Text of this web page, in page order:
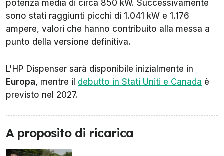
potenza media di circa 850 kW. Successivamente
sono stati raggiunti picchi di 1.041 kW e 1.176
ampere, valori che hanno contribuito alla messa a
punto della versione definitiva.
L'HP Dispenser sarà disponibile inizialmente in
Europa, mentre il debutto in Stati Uniti e Canada è
previsto nel 2027.
A proposito di ricarica